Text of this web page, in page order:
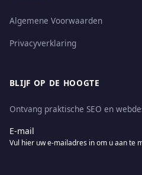
Algemene Voorwaarden
Privacyverklaring
BLIJF OP DE HOOGTE
Ontvang praktische SEO en
E-mail
Vul hier uw e-mailadres in om u aan te